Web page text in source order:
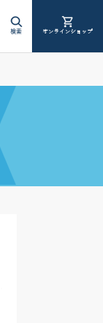
検索 オンラインショップ